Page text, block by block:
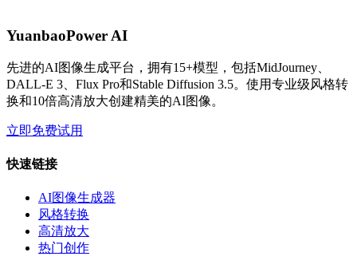
YuanbaoPower AI
先进的AI图像生成平台，拥有15+模型，包括MidJourney、
DALL-E 3、Flux Pro和Stable Diffusion 3.5。使用专业级风格转
换和10倍高清放大创建精美的AI图像。
立即免费试用
快速链接
AI图像生成器
风格转换
高清放大
热门创作